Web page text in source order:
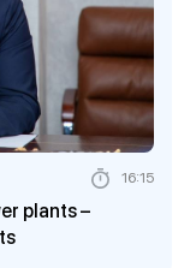
plants –
16:15